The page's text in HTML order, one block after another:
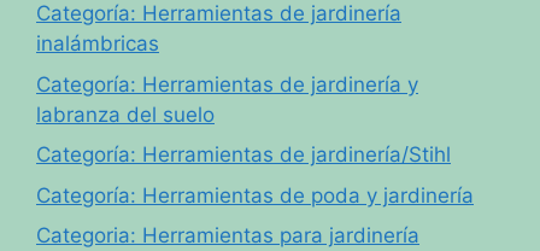
Categoría: Herramientas de jardinería
inalámbricas
Categoría: Herramientas de jardinería y
labranza del suelo
Categoría: Herramientas de jardinería/Stihl
Categoría: Herramientas de poda y jardinería
Categoria: Herramientas para jardinería